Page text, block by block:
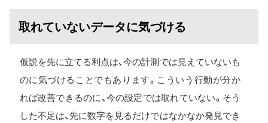
取れていないデータに気づける
仮説を先に立てる利点は、今の計測では見えていないも
のに気づけることでもあります。こういう行動が分か
れば改善できるのに、今の設定では取れていない。そう
した不足は、先に数字を見るだけではなかなか発見でき